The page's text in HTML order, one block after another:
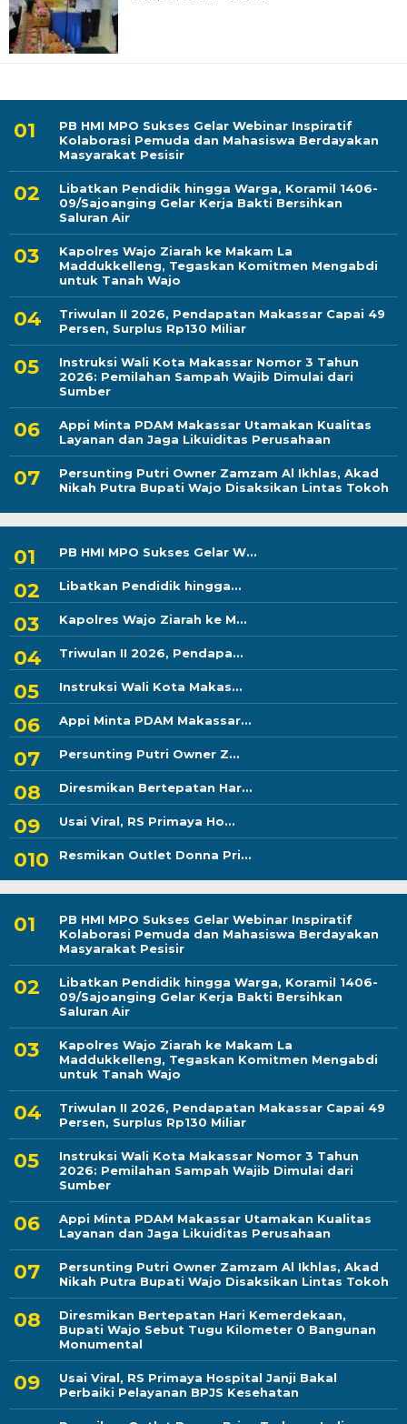
PB HMI MPO Sukses Gelar Webinar Inspiratif
Kolaborasi Pemuda dan Mahasiswa Berdayakan
Masyarakat Pesisir
Libatkan Pendidik hingga Warga, Koramil 1406-
09/Sajoanging Gelar Kerja Bakti Bersihkan
Saluran Air
Kapolres Wajo Ziarah ke Makam La
Maddukkelleng, Tegaskan Komitmen Mengabdi
untuk Tanah Wajo
Triwulan II 2026, Pendapatan Makassar Capai 49
Persen, Surplus Rp130 Miliar
Instruksi Wali Kota Makassar Nomor 3 Tahun
2026: Pemilahan Sampah Wajib Dimulai dari
Sumber
Appi Minta PDAM Makassar Utamakan Kualitas
Layanan dan Jaga Likuiditas Perusahaan
Persunting Putri Owner Zamzam Al Ikhlas, Akad
Nikah Putra Bupati Wajo Disaksikan Lintas Tokoh
PB HMI MPO Sukses Gelar W...
Libatkan Pendidik hingga...
Kapolres Wajo Ziarah ke M...
Triwulan II 2026, Pendapa...
Instruksi Wali Kota Makas...
Appi Minta PDAM Makassar...
Persunting Putri Owner Z...
Diresmikan Bertepatan Har...
Usai Viral, RS Primaya Ho...
Resmikan Outlet Donna Pri...
PB HMI MPO Sukses Gelar Webinar Inspiratif
Kolaborasi Pemuda dan Mahasiswa Berdayakan
Masyarakat Pesisir
Libatkan Pendidik hingga Warga, Koramil 1406-
09/Sajoanging Gelar Kerja Bakti Bersihkan
Saluran Air
Kapolres Wajo Ziarah ke Makam La
Maddukkelleng, Tegaskan Komitmen Mengabdi
untuk Tanah Wajo
Triwulan II 2026, Pendapatan Makassar Capai 49
Persen, Surplus Rp130 Miliar
Instruksi Wali Kota Makassar Nomor 3 Tahun
2026: Pemilahan Sampah Wajib Dimulai dari
Sumber
Appi Minta PDAM Makassar Utamakan Kualitas
Layanan dan Jaga Likuiditas Perusahaan
Persunting Putri Owner Zamzam Al Ikhlas, Akad
Nikah Putra Bupati Wajo Disaksikan Lintas Tokoh
Diresmikan Bertepatan Hari Kemerdekaan,
Bupati Wajo Sebut Tugu Kilometer 0 Bangunan
Monumental
Usai Viral, RS Primaya Hospital Janji Bakal
Perbaiki Pelayanan BPJS Kesehatan